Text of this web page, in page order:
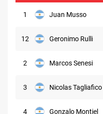
1 Juan Musso
12 Geronimo Rulli
2 Marcos Senesi
3 Nicolas Tagliafico
4 Gonzalo Montiel